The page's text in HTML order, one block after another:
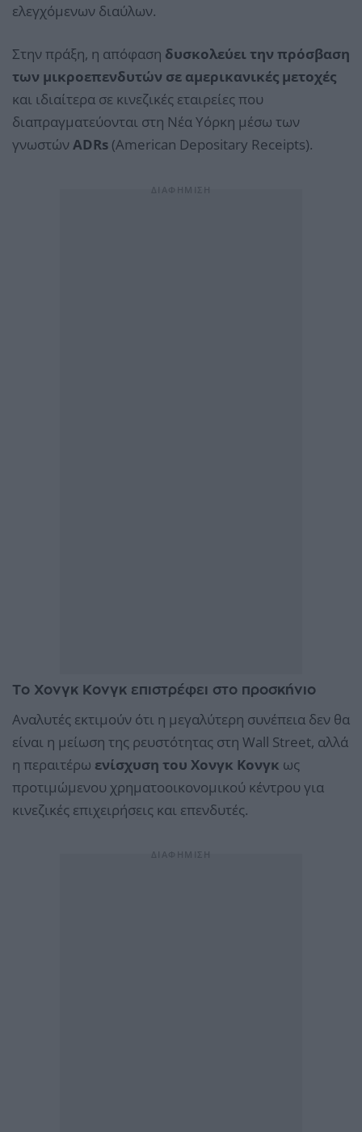
ελεγχόμενων διαύλων.
Στην πράξη, η απόφαση δυσκολεύει την πρόσβαση
των μικροεπενδυτών σε αμερικανικές μετοχές
και ιδιαίτερα σε κινεζικές εταιρείες που
διαπραγματεύονται στη Νέα Υόρκη μέσω των
γνωστώνADRs (American Depositary Receipts).
Το Χονγκ Κονγκ επιστρέφει στο προσκήνιο
Αναλυτές εκτιμούν ότι η μεγαλύτερη συνέπεια δεν θα
είναι η μείωση της ρευστότητας στη Wall Street, αλλά
η περαιτέρω ενίσχυση του Χονγκ Κονγκ ως
προτιμώμενου χρηματοοικονομικού κέντρου για
κινεζικές επιχειρήσεις και επενδυτές.